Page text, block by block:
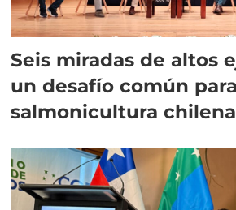
Seis miradas de altos
un desafío común
salmonicultura chilena